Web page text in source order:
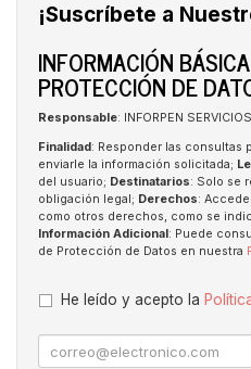
¡Suscríbete a
INFORMACIÓN
PROTECCIÓN DE
Responsable: INFORPEN
Finalidad: Responder las consultas
enviarle la información solicitada;
del usuario; Destinatarios: Solo se
obligación legal; Derechos:
como otros derechos, como se
Información Adicional: Puede
de Protección de Datos en nuestra
He leído y acepto la